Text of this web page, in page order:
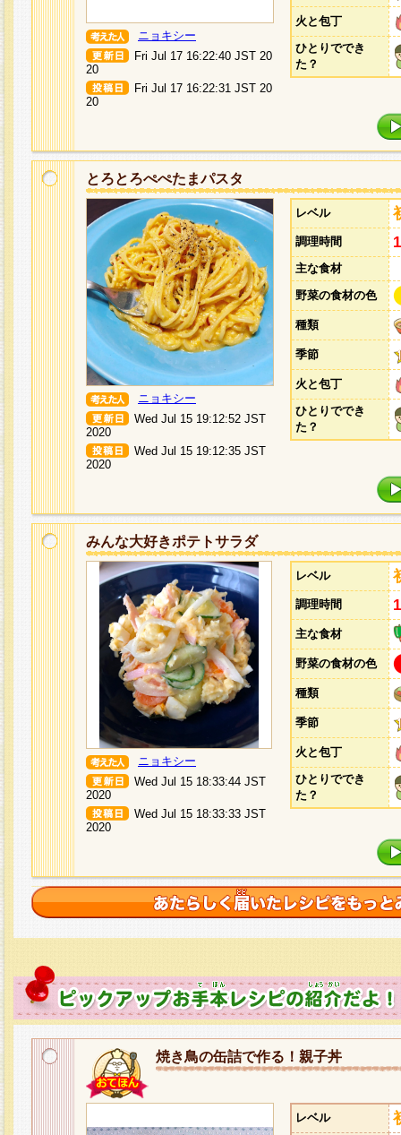
ニョキシー
Fri Jul 17 16:22:40 JST 20
20
Fri Jul 17 16:22:31 JST 20
20
火と包丁
ひとりででき
た？
とろとろぺぺたまパスタ
ニョキシー
Wed Jul 15 19:12:52 JST
2020
Wed Jul 15 19:12:35 JST
2020
レベル
調理時間
主な食材
野菜の食材の色
種類
季節
火と包丁
ひとりででき
た？
みんな大好きポテトサラダ
ニョキシー
Wed Jul 15 18:33:44 JST
2020
Wed Jul 15 18:33:33 JST
2020
レベル
調理時間
主な食材
野菜の食材の色
種類
季節
火と包丁
ひとりででき
た？
焼き鳥の缶詰で作る！親子丼
レベル